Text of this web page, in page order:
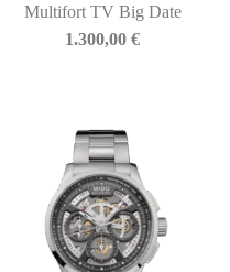
Multifort TV Big Date
1.300,00€